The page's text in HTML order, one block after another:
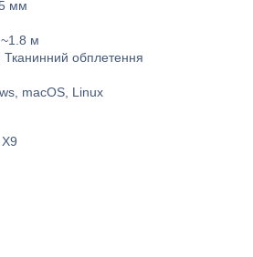
мм
м
обплетення
macOS, Linux